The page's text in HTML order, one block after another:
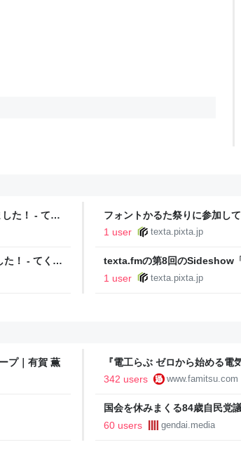
た！ - てく
フォントかるた祭りに参加し
1 user
texta.pixta.jp
！ - てくす
texta.fmの第8回のSideshow
- てくすた
1 user texta.pixta.jp
プ｜有賀 薫
『電工らぶ ゼロから始める
インと勉強。青春しながら“過
342 users www.famitsu.com
国会を休みまくる84歳自民党
60 users
gendai.media